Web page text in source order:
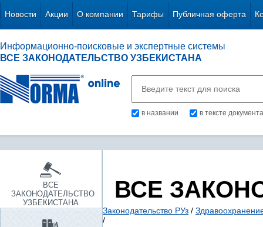
Новости Акции О компании Тарифы Публичная оферта
Информационно-поисковые и экспертные системы
ВСЕ ЗАКОНОДАТЕЛЬСТВО УЗБЕКИСТАНА
в названии в тексте документа
ВСЕ
ЗАКОНОДАТЕЛЬСТВО
УЗБЕКИСТАНА
ВСЕ
Законодательство РУз /
/